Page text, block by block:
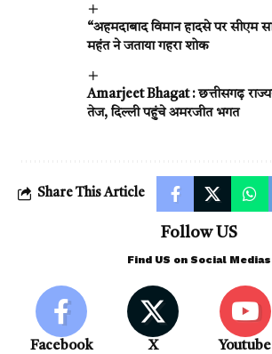
“अहमदाबाद विमान हादसे पर सीएम
महंत ने जताया गहरा शोक
Amarjeet Bhagat : छत्तीसगढ़
तेज, दिल्ली पहुंचे अमरजीत भगत
Share This Article
Follow US
Find US on Social Medias
Facebook X Youtube